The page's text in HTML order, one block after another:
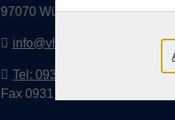
97070 Würzburg
info@vhs-wuerzburg.de
Tel: 0931 35593 0
Fax 0931 35593-20